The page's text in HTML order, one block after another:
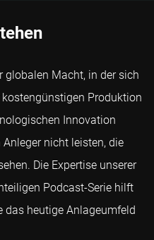
globalen Macht, in der sich
Produktion
Innovation
nicht leisten, die
Die Expertise unserer
Podcast-Serie hilft
das heutige Anlageumfeld